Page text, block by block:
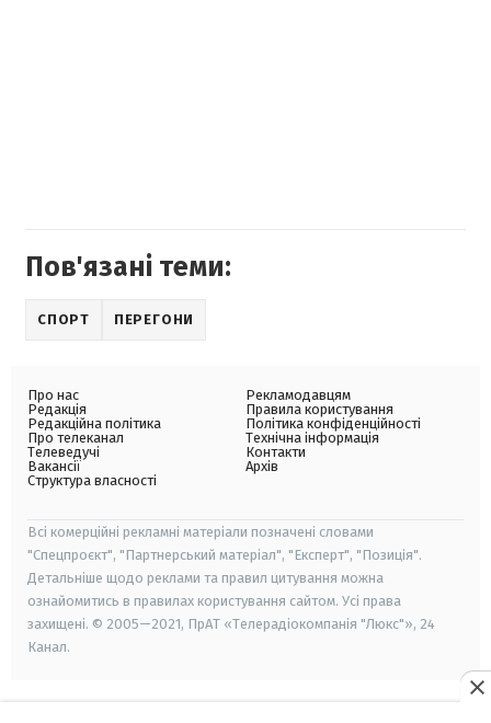
Пов'язані теми:
СПОРТ ПЕРЕГОНИ
Про нас
Редакція
Редакційна політика
Про телеканал
Телеведучі
Вакансії
Структура власності
Рекламодавцям
Правила користування
Політика конфіденційності
Технічна інформація
Контакти
Архів
Всі комерційні рекламні матеріали позначені словами
"Спецпроєкт", "Партнерський матеріал", "Експерт", "Позиція".
Детальніше щодо реклами та правил цитування можна
ознайомитись в правилах користування сайтом. Усі права
захищені. © 2005—2021, ПрАТ «Телерадіокомпанія "Люкс"», 24
Канал.